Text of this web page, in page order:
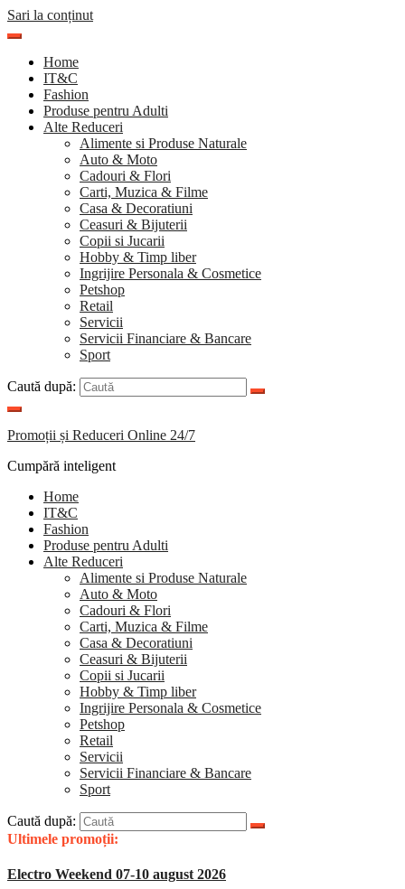
Sari la conținut
Home
IT&C
Fashion
Produse pentru Adulti
Alte Reduceri
Alimente si Produse Naturale
Auto & Moto
Cadouri & Flori
Carti, Muzica & Filme
Casa & Decoratiuni
Ceasuri & Bijuterii
Copii si Jucarii
Hobby & Timp liber
Ingrijire Personala & Cosmetice
Petshop
Retail
Servicii
Servicii Financiare & Bancare
Sport
Caută după:
Promoții și Reduceri Online 24/7
Cumpără inteligent
Home
IT&C
Fashion
Produse pentru Adulti
Alte Reduceri
Alimente si Produse Naturale
Auto & Moto
Cadouri & Flori
Carti, Muzica & Filme
Casa & Decoratiuni
Ceasuri & Bijuterii
Copii si Jucarii
Hobby & Timp liber
Ingrijire Personala & Cosmetice
Petshop
Retail
Servicii
Servicii Financiare & Bancare
Sport
Caută după:
Ultimele promoții:
Electro Weekend 07-10 august 2026